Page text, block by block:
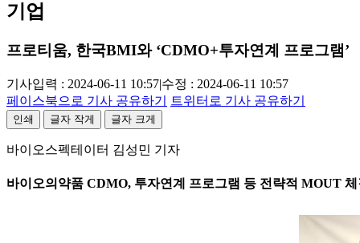
기업
프로티움, 한국BMI와 ‘CDMO+투자연계 프로그램’
기사입력 : 2024-06-11 10:57|수정 : 2024-06-11 10:57
페이스북으로 기사 공유하기
트위터로 기사 공유하기
인쇄 글자 작게 글자 크게
바이오스펙테이터 김성민 기자
바이오의약품 CDMO, 투자연계 프로그램 등 전략적 MOUT 체